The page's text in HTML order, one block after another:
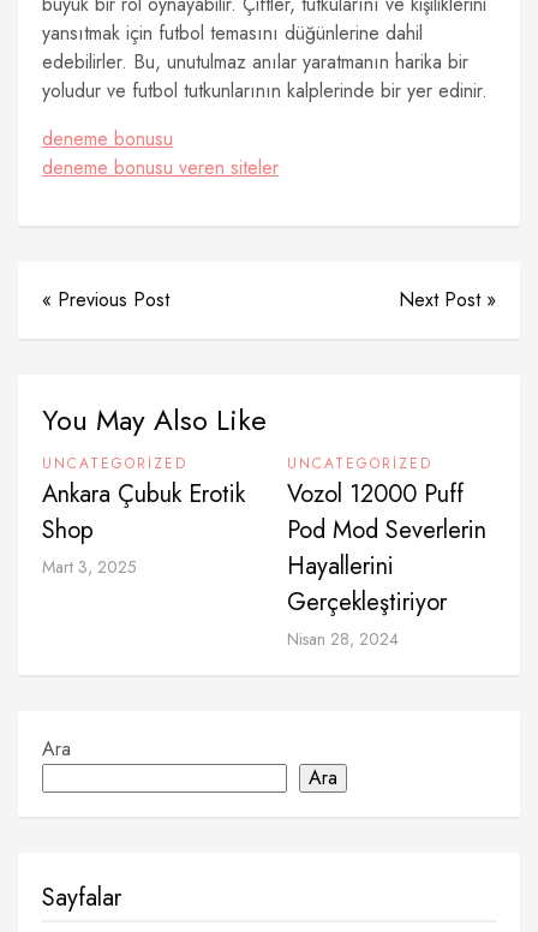
yansıtmak için futbol temasını düğünlerine dahil
edebilirler. Bu, unutulmaz anılar yaratmanın harika bir
yoludur ve futbol tutkunlarının kalplerinde bir yer edinir.
deneme bonusu
deneme bonusu veren siteler
« Previous Post Next Post »
You May Also Like
UNCATEGORIZED
Ankara Çubuk Erotik
Shop
Mart 3, 2025
UNCATEGORIZED
Vozol 12000 Puff
Pod Mod Severlerin
Hayallerini
Gerçekleştiriyor
Nisan 28, 2024
Ara
Ara
Sayfalar